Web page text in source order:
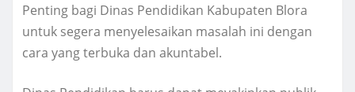
Penting bagi Dinas Pendidikan Kabupaten Blora
untuk segera menyelesaikan masalah ini dengan
cara yang terbuka dan akuntabel.